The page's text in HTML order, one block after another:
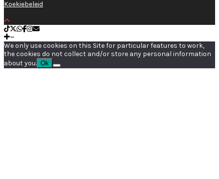
Koekiebeleid
We only use cookies on this Site for particular features to work,
the cookies do not collect and/or store any personal information
about you. Ok